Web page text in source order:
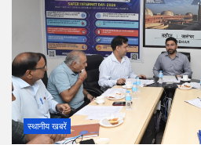
स्थानीय खबरें